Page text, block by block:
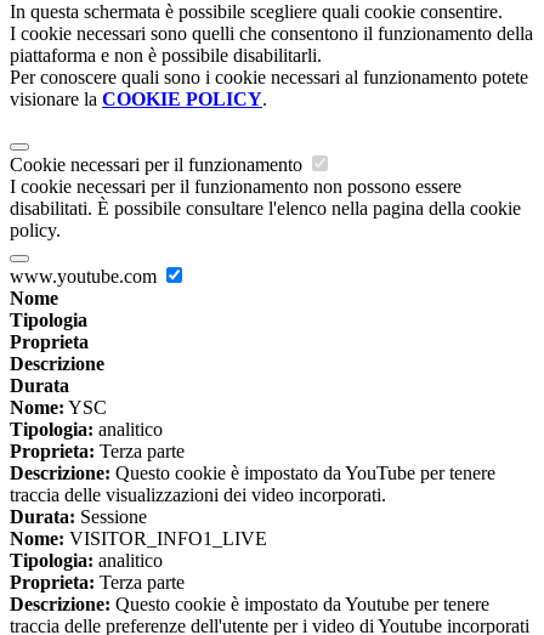
In questa schermata è possibile scegliere quali cookie consentire.
I cookie necessari sono quelli che consentono il funzionamento della
piattaforma e non è possibile disabilitarli.
Per conoscere quali sono i cookie necessari al funzionamento potete
visionare la COOKIE POLICY.
Cookie necessari per il funzionamento
I cookie necessari per il funzionamento non possono essere
disabilitati. È possibile consultare l'elenco nella pagina della cookie
policy.
www.youtube.com
Nome
Tipologia
Proprieta
Descrizione
Durata
Nome: YSC
Tipologia: analitico
Proprieta: Terza parte
Descrizione: Questo cookie è impostato da YouTube per tenere
traccia delle visualizzazioni dei video incorporati.
Durata: Sessione
Nome: VISITOR_INFO1_LIVE
Tipologia: analitico
Proprieta: Terza parte
Descrizione: Questo cookie è impostato da Youtube per tenere
traccia delle preferenze dell'utente per i video di Youtube incorporati